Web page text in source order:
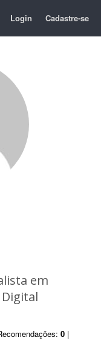
Login Cadastre-se
em
Digital
0 |